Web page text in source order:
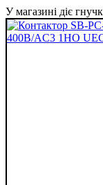
У магазині діє